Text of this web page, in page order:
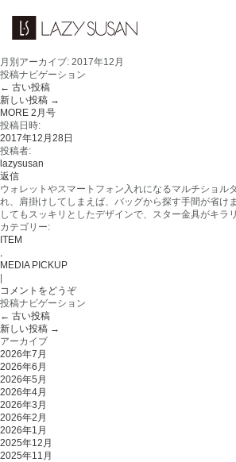
月別アーカイブ: 2017年12月
投稿ナビゲーション
← 古い投稿
新しい投稿 →
MORE 2月号
投稿日時:
2017年12月28日
投稿者:
lazysusan
返信
ウォレットやスマートフォン入れになるマルチショル
れ、肩掛けしてしまえば、バッグから探す手間が省け
してもスッキリとしたデザインで、スター金具がキラ
カテゴリー:
ITEM
,
MEDIA PICKUP
コメントをどうぞ
投稿ナビゲーション
← 古い投稿
新しい投稿 →
アーカイブ
2026年7月
2026年6月
2026年5月
2026年4月
2026年3月
2026年2月
2026年1月
2025年12月
2025年11月